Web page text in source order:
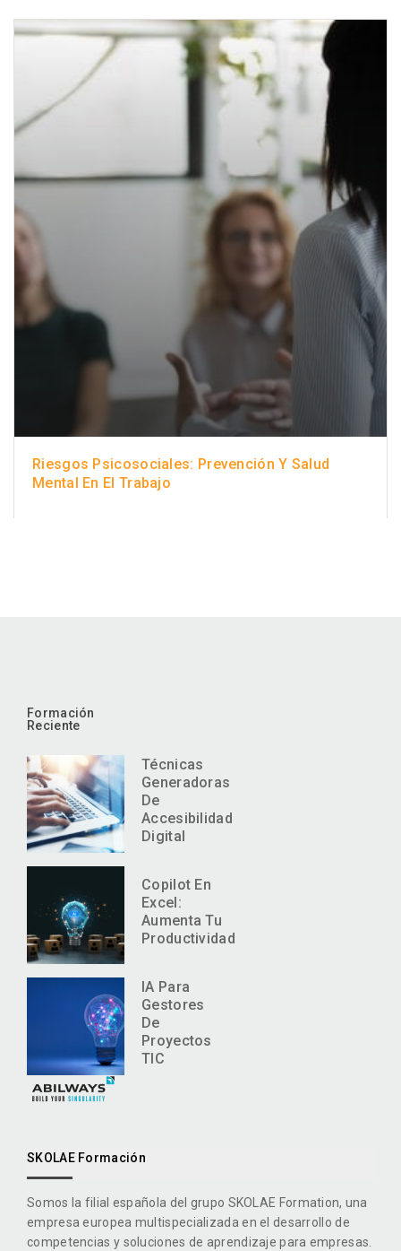
Riesgos Psicosociales: Prevención Y Salud
Mental En El Trabajo
Formación
Reciente
Técnicas
Generadoras
De
Accesibilidad
Digital
Copilot En
Excel:
Aumenta Tu
Productividad
IA Para
Gestores
De
Proyectos
TIC
SKOLAE Formación
Somos la filial española del grupo SKOLAE Formation, una
empresa europea multispecializada en el desarrollo de
competencias y soluciones de aprendizaje para empresas.